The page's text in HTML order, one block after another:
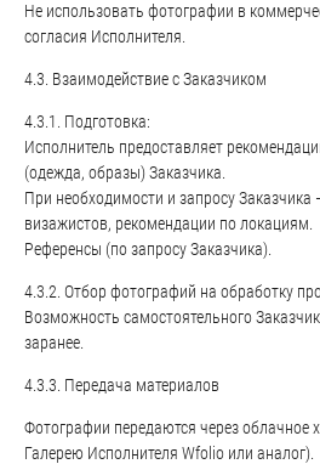
Не использовать фотографии в
согласия Исполнителя.
4.3. Взаимодействие с Заказчиком
4.3.1. Подготовка:
Исполнитель предоставляет
(одежда, образы) Заказчика.
При необходимости и запросу Заказчика
визажистов, рекомендации по локациям.
Референсы (по запросу Заказчика).
4.3.2. Отбор фотографий на обработку
Возможность самостоятельного
заранее.
4.3.3. Передача материалов
Фотографии передаются через облачное
Галерею Исполнителя Wfolio или аналог).